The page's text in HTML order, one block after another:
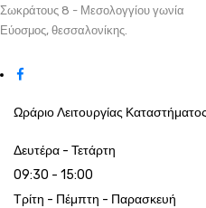
Σωκράτους 8 - Μεσολογγίου γωνία
Εύοσμος, θεσσαλονίκης.
Ωράριο Λειτουργίας Καταστήματος
Δευτέρα - Τετάρτη
09:30 - 15:00
Τρίτη - Πέμπτη - Παρασκευή